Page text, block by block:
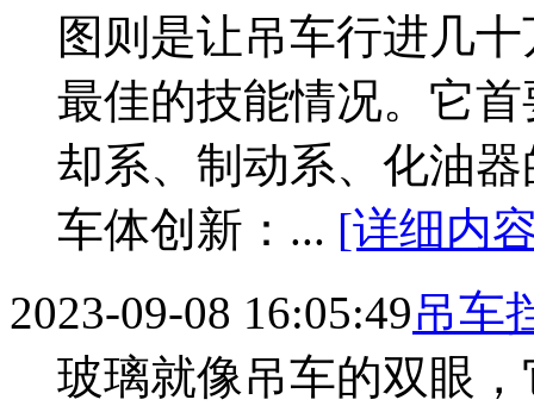
图则是让吊车行进几
最佳的技能情况。它
却系、制动系、化油
车体创新：... [详细内
2023-09-08 16:05:49吊车
玻璃就像吊车的双眼